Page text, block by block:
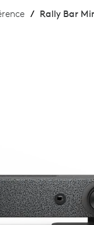
Rally Bar